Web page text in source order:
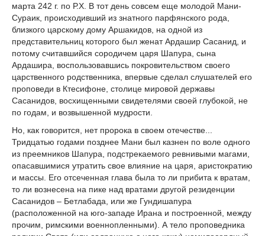
марта 242 г. по Р.Х. В тот день совсем еще молодой Мани-
Сураик, происходивший из знатного парфянского рода,
близкого царскому дому Аршакидов, на одной из
представительниц которого был женат Ардашир Сасанид, и
потому считавшийся сородичем царя Шапура, сына
Ардашира, воспользовавшись покровительством своего
царственного родственника, впервые сделал слушателей его
проповеди в Ктесифоне, столице мировой державы
Сасанидов, восхищенными свидетелями своей глубокой, не
по годам, и возвышенной мудрости.
Но, как говорится, нет пророка в своем отечестве...
Тридцатью годами позднее Мани был казнен по воле одного
из преемников Шапура, подстрекаемого ревнивыми магами,
опасавшимися утратить свое влияние на царя, аристократию
и массы. Его отсеченная глава была то ли прибита к вратам,
то ли вознесена на пике над вратами другой резиденции
Сасанидов – Бетлабада, или же Гундишапура
(расположенной на юго-западе Ирана и построенной, между
прочим, римскими военнопленными). А тело проповедника